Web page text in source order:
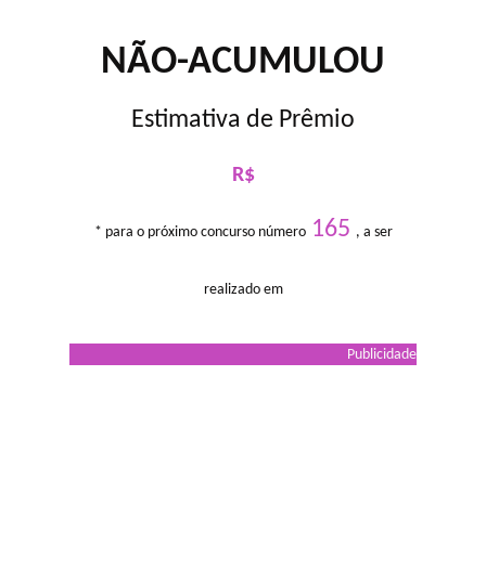
NÃO-ACUMULOU
Estimativa de Prêmio
R$
* para o próximo concurso número165 , a ser
realizado em
Publicidade